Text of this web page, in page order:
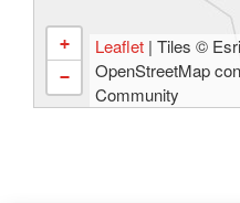
+
−
Leaflet | Tiles ©
OpenStreetMap
Community